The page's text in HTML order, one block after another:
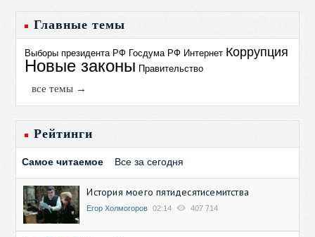
Главные темы
Выборы президента РФ Госдума РФ Интернет Коррупция
Новые законы Правительство
все темы →
Рейтинги
Самое читаемое Все за сегодня
История моего пятидесятисемитства
Егор Холмогоров 02:14 407 714